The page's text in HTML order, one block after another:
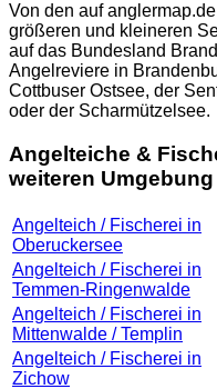
Von den aufanglermap.de
größeren und kleineren
auf das Bundesland
Angelreviere in
Cottbuser Ostsee, der
oder der Scharmützelsee.
Angelteiche &
weiteren
Angelteich / Fischerei in
Oberuckersee
Angelteich / Fischerei in
Temmen-Ringenwalde
Angelteich / Fischerei in
Mittenwalde / Templin
Angelteich / Fischerei in
Zichow